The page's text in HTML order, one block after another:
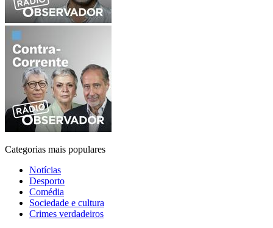
Categorias mais populares
Notícias
Desporto
Comédia
Sociedade e cultura
Crimes verdadeiros